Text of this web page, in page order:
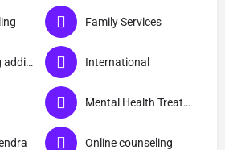
Family Services
HIV cased drug addicts International
Mental Health Treatment
Online counseling